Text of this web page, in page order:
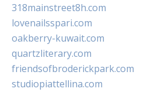
318mainstreet8h.com
lovenailsspari.com
oakberry-kuwait.com
quartzliterary.com
friendsofbroderickpark.com
studiopiattellina.com